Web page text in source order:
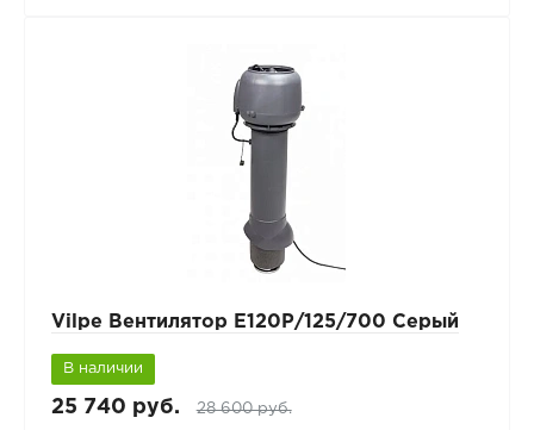
Vilpe Вентилятор Е120Р/125/700 Серый
В наличии
25 740 руб. 28 600 руб.